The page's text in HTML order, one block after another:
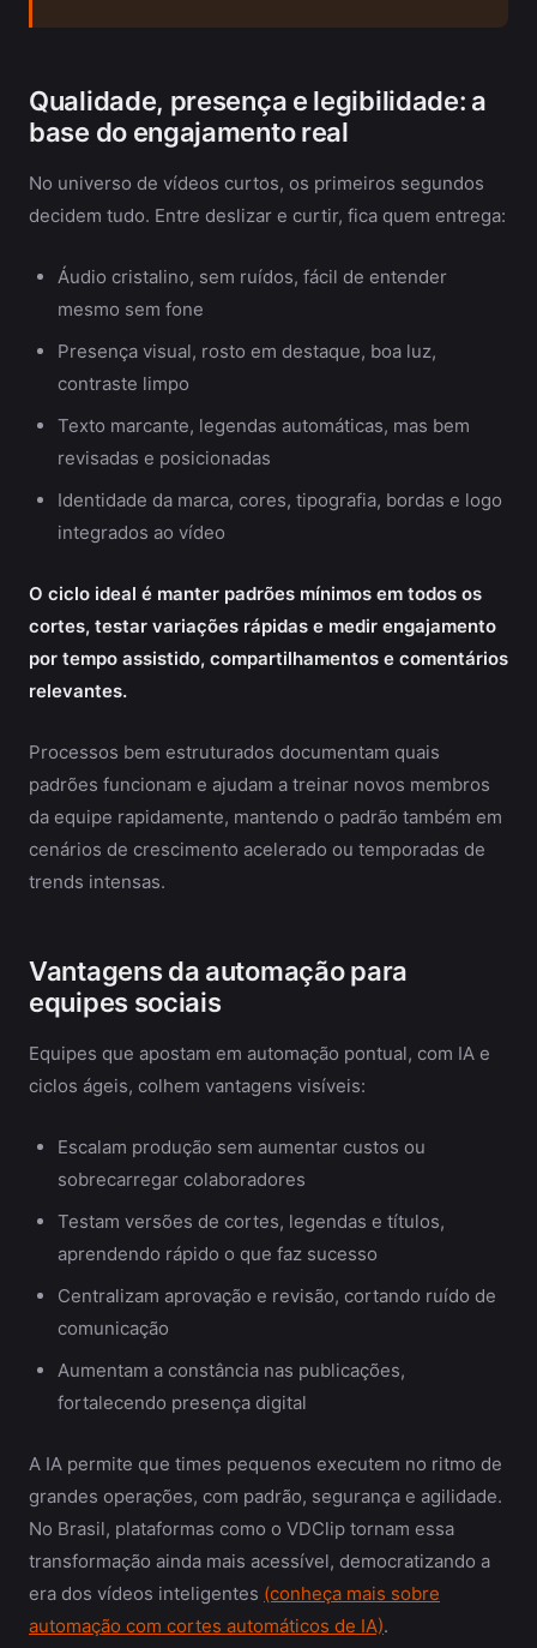
Qualidade, presença e legibilidade: a
base do engajamento real
No universo de vídeos curtos, os primeiros segundos
decidem tudo. Entre deslizar e curtir, fica quem entrega:
Áudio cristalino, sem ruídos, fácil de entender
mesmo sem fone
Presença visual, rosto em destaque, boa luz,
contraste limpo
Texto marcante, legendas automáticas, mas bem
revisadas e posicionadas
Identidade da marca, cores, tipografia, bordas e logo
integrados ao vídeo
O ciclo ideal é manter padrões mínimos em todos os
cortes, testar variações rápidas e medir engajamento
por tempo assistido, compartilhamentos e comentários
relevantes.
Processos bem estruturados documentam quais
padrões funcionam e ajudam a treinar novos membros
da equipe rapidamente, mantendo o padrão também em
cenários de crescimento acelerado ou temporadas de
trends intensas.
Vantagens da automação para
equipes sociais
Equipes que apostam em automação pontual, com IA e
ciclos ágeis, colhem vantagens visíveis:
Escalam produção sem aumentar custos ou
sobrecarregar colaboradores
Testam versões de cortes, legendas e títulos,
aprendendo rápido o que faz sucesso
Centralizam aprovação e revisão, cortando ruído de
comunicação
Aumentam a constância nas publicações,
fortalecendo presença digital
A IA permite que times pequenos executem no ritmo de
grandes operações, com padrão, segurança e agilidade.
No Brasil, plataformas como o VDClip tornam essa
transformação ainda mais acessível, democratizando a
era dos vídeos inteligentes (conheça mais sobre
automação com cortes automáticos de IA).